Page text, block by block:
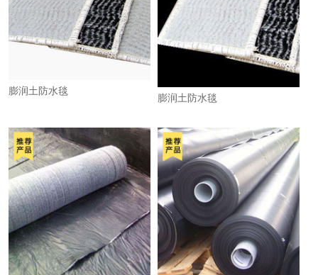
膨润土防水毯
膨润土防水毯